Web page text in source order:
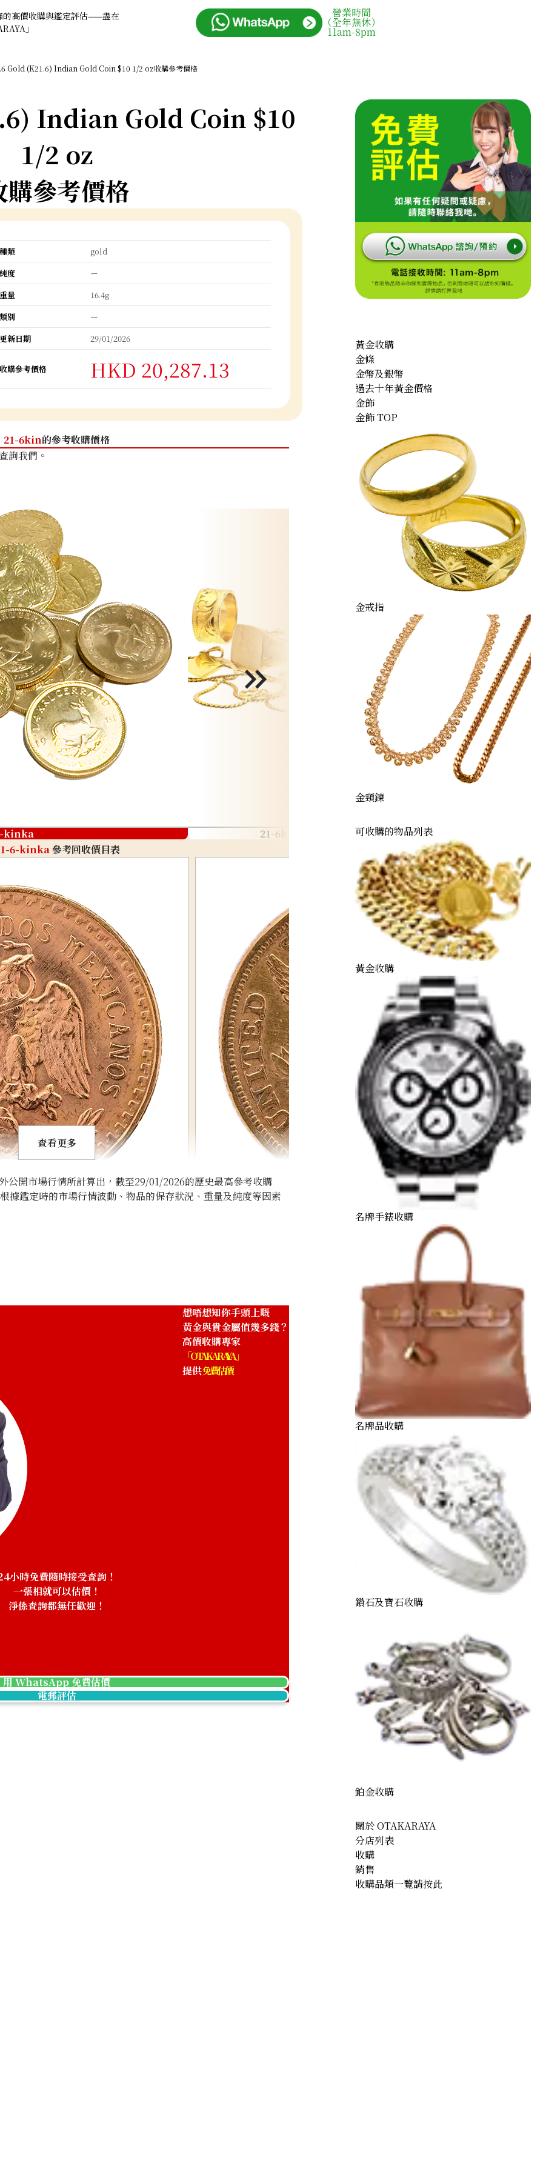
的高價收購與鑑定評估——盡在
」
營業時間
（全年無休）
11am-8pm
Gold (K21.6) Indian Gold Coin $10 1/2 oz收購參考價格
Indian Gold Coin $10
1/2 oz
購參考價格
種類
gold
純度
ー
重量
16.4g
類別
ー
更新日期
29/01/2026
收購參考價格 HKD 20,287.13
21-6kin的參考收購價格
詢我們。
kinka 21-6kin
6-kinka參考回收價目表
21k gold (K21) American Indian 5 dollar gold coin
1.6g
參考回收價
HKD 1,979.23
查看更多
開市場行情所計算出，截至29/01/2026的歷史最高參考收購
據鑑定時的市場行情波動、物品的保存狀況、重量及純度等因素
想唔想知你手頭上嘅
黃金與貴金屬值幾多錢？
高價收購專家
「OTAKARAYA」
提供免費估價
小時免費隨時接受查詢！
一張相就可以估價！
淨係查詢都無任歡迎！
用 WhatsApp 免費估價
電郵評估
黃金收購
金條
金幣及銀幣
過去十年黃金價格
金飾
金飾 TOP
金戒指
金頸鍊
可收購的物品列表
黃金收購
名牌手錶收購
名牌品收購
鑽石及寶石收購
鉑金收購
關於 OTAKARAYA
分店列表
收購
銷售
收購品類一覽請按此